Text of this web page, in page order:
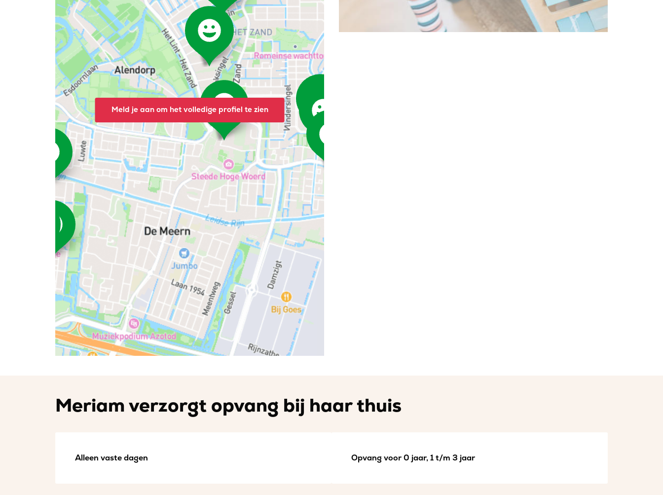
Meld je aan om het volledige profiel te zien
Meriam verzorgt opvang bij haar thuis
Alleen vaste dagen Opvang voor 0 jaar, 1 t/m 3 jaar